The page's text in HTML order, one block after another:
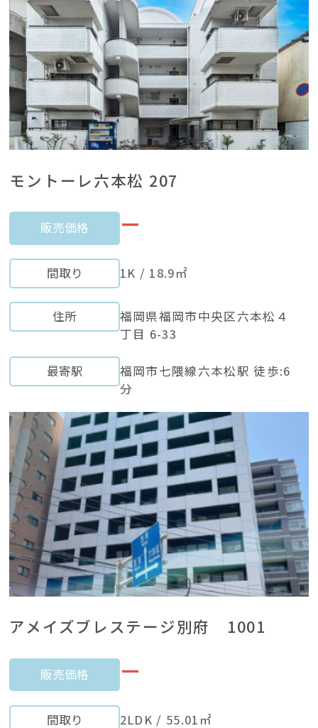
モントーレ六本松 207
販売価格 ー
間取り 1K / 18.9㎡
住所
福岡県福岡市中央区六本松４
丁目 6-33
最寄駅
福岡市七隈線六本松駅 徒歩:6
分
アメイズブレステージ別府 1001
販売価格 ー
間取り 2LDK / 55.01㎡